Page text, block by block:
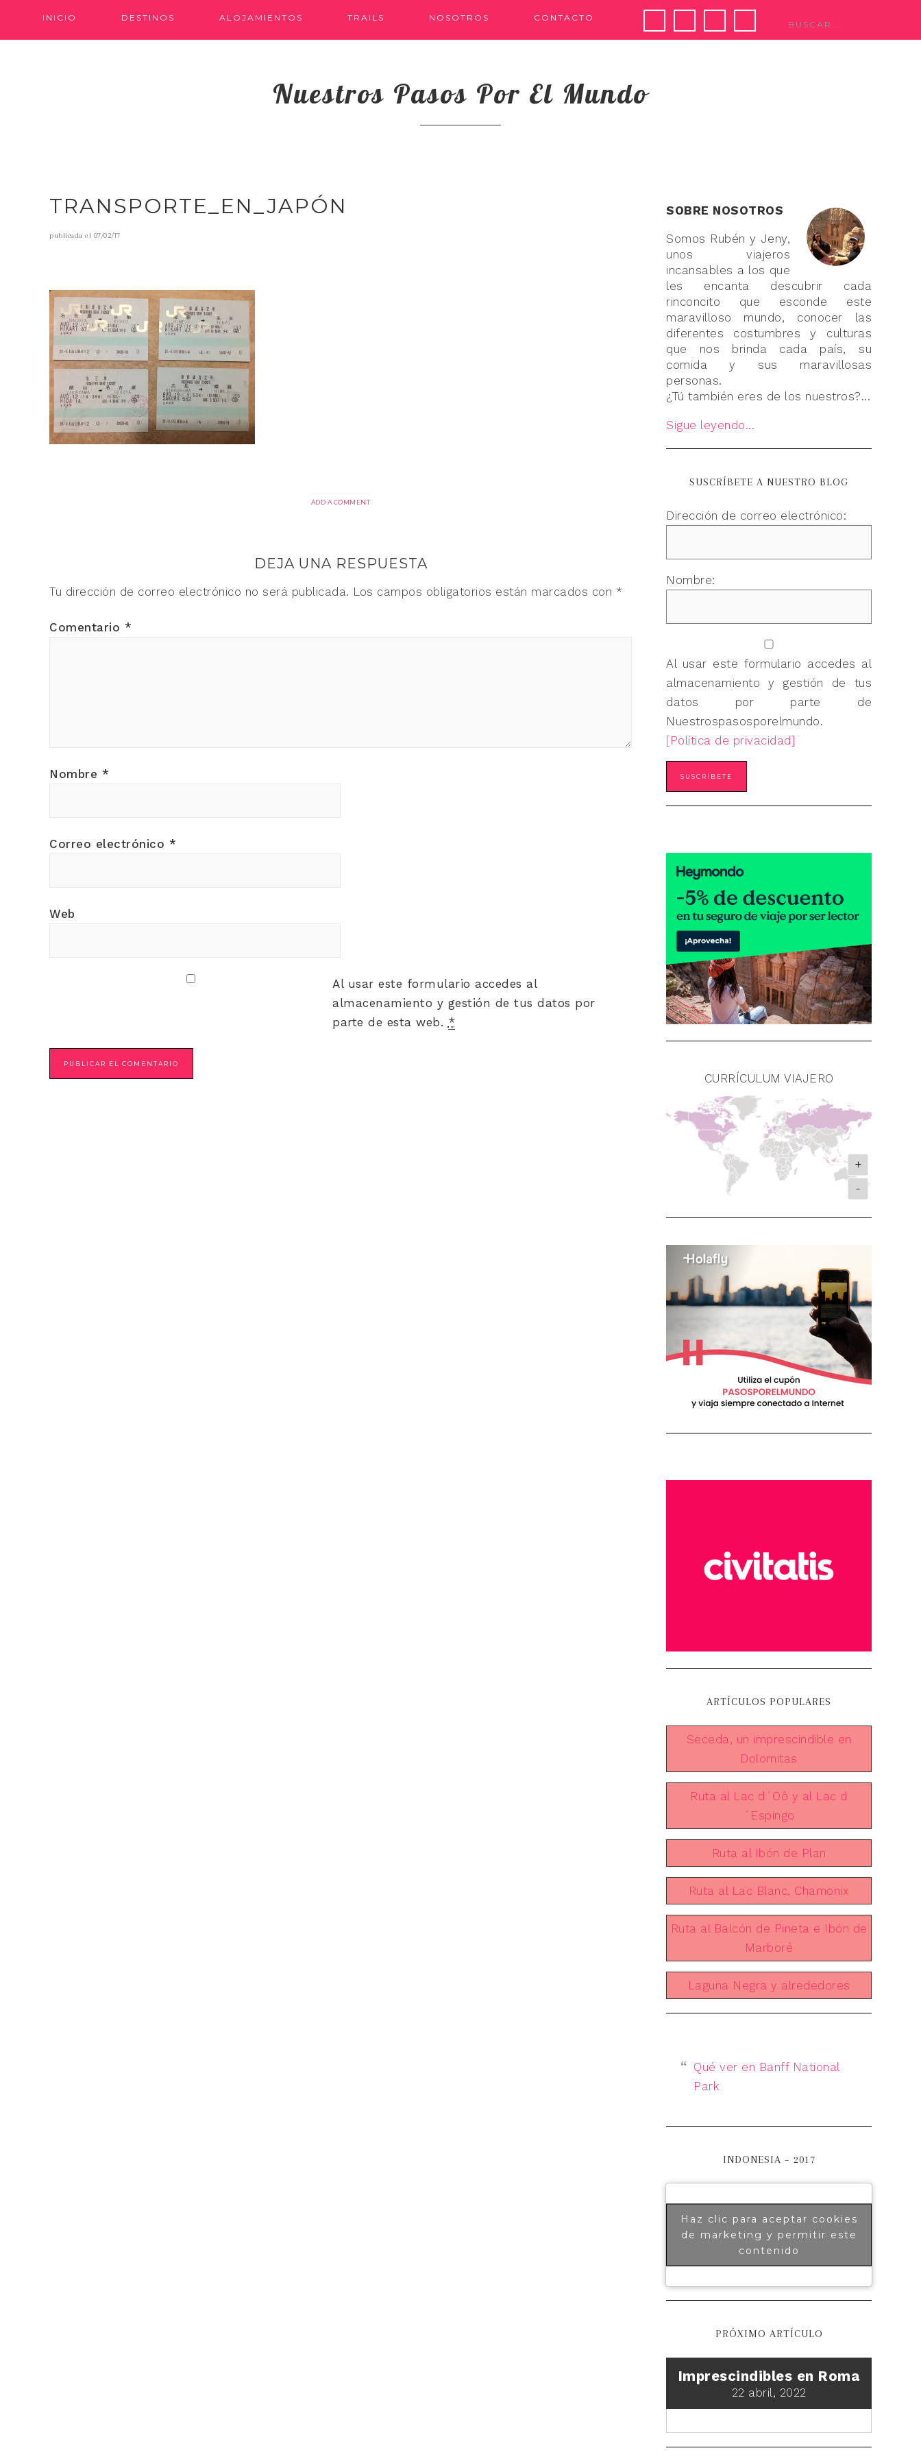
INICIO DESTINOS ALOJAMIENTOS TRAILS NOSOTROS CONTACTO
Nuestros Pasos Por El Mundo
TRANSPORTE_EN_JAPÓN
publicada el 07/02/17
ADD A COMMENT
DEJA UNA RESPUESTA
Tu dirección de correo electrónico no será publicada. Los campos obligatorios están marcados con *
Comentario *
Nombre *
Correo electrónico *
Web
Al usar este formulario accedes al
almacenamiento y gestión de tus datos por
parte de esta web. *
SOBRE NOSOTROS
Somos Rubén y Jeny,
unos viajeros
incansables a los que
les encanta descubrir cada
rinconcito que esconde este
maravilloso mundo, conocer las
diferentes costumbres y culturas
que nos brinda cada país, su
comida y sus maravillosas
personas.
¿Tú también eres de los nuestros?...
Sigue leyendo...
SUSCRÍBETE A NUESTRO BLOG
Dirección de correo electrónico:
Nombre:
Al usar este formulario accedes al
almacenamiento y gestión de tus
datos por parte de
Nuestrospasosporelmundo.
[Política de privacidad]
CURRÍCULUM VIAJERO
+
-
ARTÍCULOS POPULARES
Seceda, un imprescindible en
Dolomitas
Ruta al Lac d´Oô y al Lac d
´Espingo
Ruta al Ibón de Plan
Ruta al Lac Blanc, Chamonix
Ruta al Balcón de Pineta e Ibón de
Marboré
Laguna Negra y alrededores
Qué ver en Banff National
Park
INDONESIA – 2017
Haz clic para aceptar cookies
de marketing y permitir este
contenido
PRÓXIMO ARTÍCULO
Imprescindibles en Roma
22 abril, 2022